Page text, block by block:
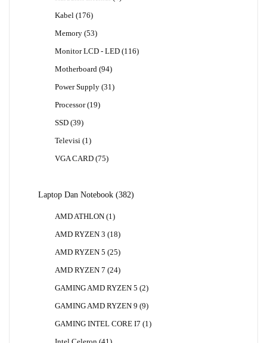
Kabel 176176
Memory 5353
Monitor LCD - LED 116116
Motherboard 9494
Power Supply 3131
Processor 1919
SSD 3939
Televisi 11
VGA CARD 7575
Laptop Dan Notebook 382382
AMD ATHLON 11
AMD RYZEN 3
1818
AMD RYZEN 5 2525
AMD RYZEN 7 2424
GAMING AMD RYZEN 5 22
GAMING AMD RYZEN 9 99
GAMING INTEL CORE I7
11
41